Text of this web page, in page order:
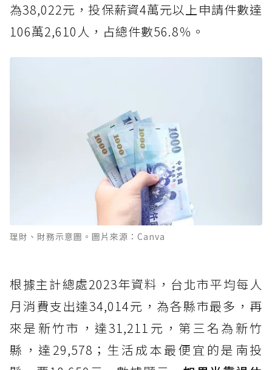
為38,022元，投保薪資4萬元以上申請件數達
106萬2,610人，占總件數56.8％。
理財、財務示意圖。圖片來源：Canva
根據主計總處2023年資料，台北市平均每人
月消費支出達34,014元，為各縣市最多，再
來是新竹市，達31,211元，第三名為新竹
縣，達29,578；生活成本最便宜的是南投